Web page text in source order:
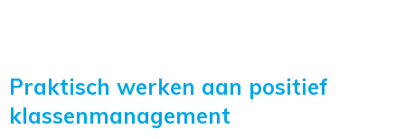
Praktisch werken aan positief
klassenmanagement